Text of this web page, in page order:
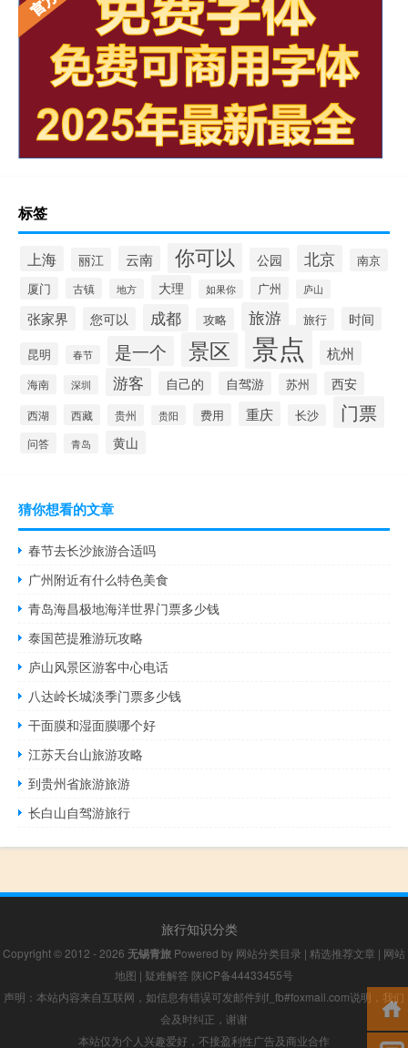
标签
上海 丽江 云南 你可以 公园 北京
南京
厦门
古镇 地方 大理 如果你 广州 庐山
张家界 您可以 成都 攻略 旅游 旅行 时间
昆明 春节 是一个 景区 景点 杭州
海南 深圳 游客 自己的 自驾游 苏州 西安
西湖 西藏 贵州 贵阳 费用 重庆 长沙 门票
问答 青岛 黄山
猜你想看的文章
春节去长沙旅游合适吗
广州附近有什么特色美食
青岛海昌极地海洋世界门票多少钱
泰国芭提雅游玩攻略
庐山风景区游客中心电话
八达岭长城淡季门票多少钱
干面膜和湿面膜哪个好
江苏天台山旅游攻略
到贵州省旅游旅游
长白山自驾游旅行
旅行知识分类
Copyright © 2012 - 2026 无锡青旅 Powered by 网站分类目录 | 精选推荐文章 | 网站
地图 | 疑难解答 陕ICP备44433455号
声明：本站内容来自互联网，如信息有错误可发邮件到f_fb#foxmail.com说明，我们
会及时纠正，谢谢
本站仅为个人兴趣爱好，不接盈利性广告及商业合作